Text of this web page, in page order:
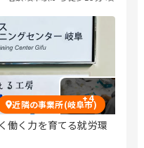
+4
近隣の事業所(岐阜市)
働く力を育てる就労環